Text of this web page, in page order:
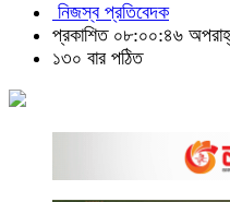
নিজস্ব প্রতিবেদক
প্রকাশিত ০৮:০০:৪৬
১৩০ বার পঠিত